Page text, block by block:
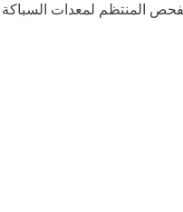
المنتظم لمعدات السباكة